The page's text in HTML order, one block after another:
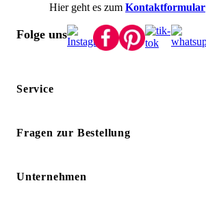
Hier geht es zum Kontaktformular
Folge uns
Service
Fragen zur Bestellung
Unternehmen